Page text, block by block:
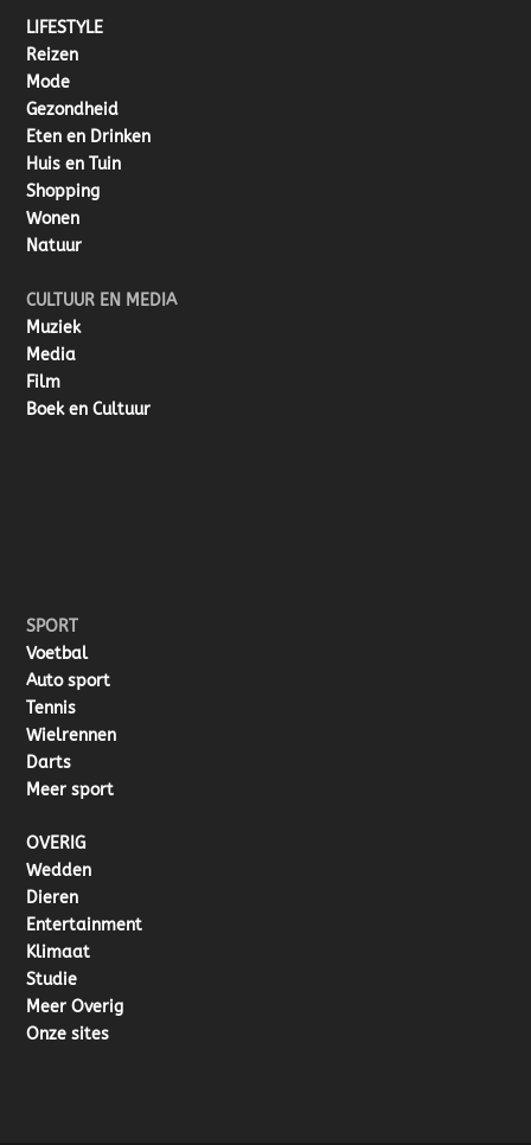
LIFESTYLE
Reizen
Mode
Gezondheid
Eten en Drinken
Huis en Tuin
Shopping
Wonen
Natuur
CULTUUR EN MEDIA
Muziek
Media
Film
Boek en Cultuur
SPORT
Voetbal
Auto sport
Tennis
Wielrennen
Darts
Meer sport
OVERIG
Wedden
Dieren
Entertainment
Klimaat
Studie
Meer Overig
Onze sites